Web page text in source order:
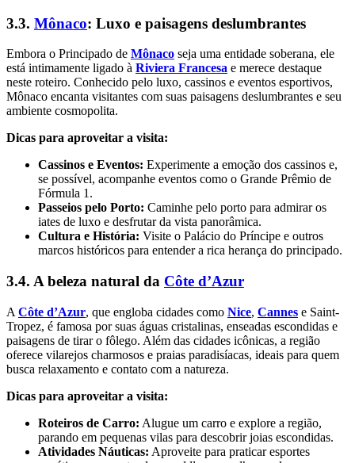
3.3. Mônaco: Luxo e paisagens deslumbrantes
Embora o Principado de Mônaco seja uma entidade soberana, ele
está intimamente ligado à Riviera Francesa e merece destaque
neste roteiro. Conhecido pelo luxo, cassinos e eventos esportivos,
Mônaco encanta visitantes com suas paisagens deslumbrantes e seu
ambiente cosmopolita.
Dicas para aproveitar a visita:
Cassinos e Eventos: Experimente a emoção dos cassinos e,
se possível, acompanhe eventos como o Grande Prêmio de
Fórmula 1.
Passeios pelo Porto: Caminhe pelo porto para admirar os
iates de luxo e desfrutar da vista panorâmica.
Cultura e História: Visite o Palácio do Príncipe e outros
marcos históricos para entender a rica herança do principado.
3.4. A beleza natural da Côte d’Azur
A Côte d’Azur, que engloba cidades como Nice, Cannes e Saint-
Tropez, é famosa por suas águas cristalinas, enseadas escondidas e
paisagens de tirar o fôlego. Além das cidades icônicas, a região
oferece vilarejos charmosos e praias paradisíacas, ideais para quem
busca relaxamento e contato com a natureza.
Dicas para aproveitar a visita:
Roteiros de Carro: Alugue um carro e explore a região,
parando em pequenas vilas para descobrir joias escondidas.
Atividades Náuticas: Aproveite para praticar esportes